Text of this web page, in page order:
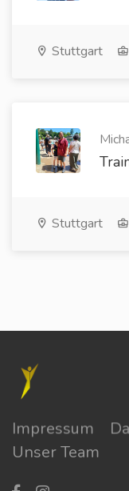
Stuttgart
Stuttgart
Impressum
Unser Team